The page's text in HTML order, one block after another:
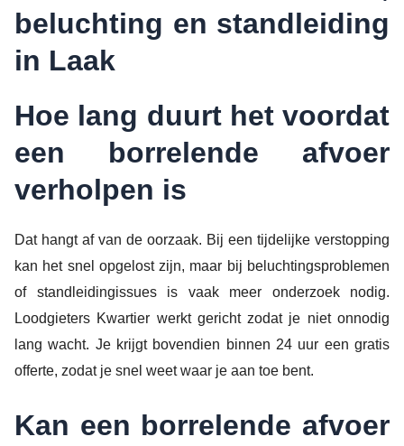
beluchting en standleiding
in Laak
Hoe lang duurt het voordat
een borrelende afvoer
verholpen is
Dat hangt af van de oorzaak. Bij een tijdelijke verstopping
kan het snel opgelost zijn, maar bij beluchtingsproblemen
of standleidingissues is vaak meer onderzoek nodig.
Loodgieters Kwartier werkt gericht zodat je niet onnodig
lang wacht. Je krijgt bovendien binnen 24 uur een gratis
offerte, zodat je snel weet waar je aan toe bent.
Kan een borrelende afvoer